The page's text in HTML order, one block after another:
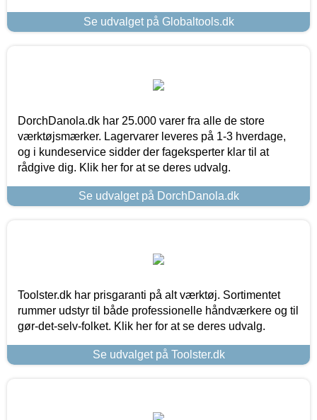
Se udvalget på Globaltools.dk
DorchDanola.dk har 25.000 varer fra alle de store
værktøjsmærker. Lagervarer leveres på 1-3 hverdage,
og i kundeservice sidder der fageksperter klar til at
rådgive dig. Klik her for at se deres udvalg.
Se udvalget på DorchDanola.dk
Toolster.dk har prisgaranti på alt værktøj. Sortimentet
rummer udstyr til både professionelle håndværkere og til
gør-det-selv-folket. Klik her for at se deres udvalg.
Se udvalget på Toolster.dk